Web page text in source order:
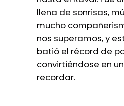
llena de sonrisas,
mucho
nos superamos, y
batió el récord de
convirtiéndose en
recordar.